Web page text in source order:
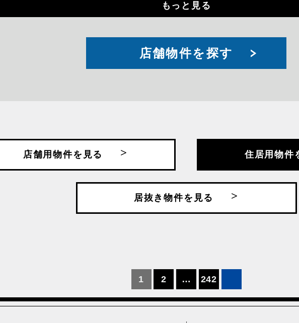
ードから探す
焼き鳥・やきとん
立ち飲み
てください
JR山手線 JR川越線 JR常磐線
JR根岸線
JR総武・中央緩行線 JR総武本線 JR青梅線
東京メトロ丸ノ内線
門線
東京メトロ南北線 東京メトロ日比谷線 東京メトロ有
もっと見る
店舗物件を探す
店舗用物件を見る 住居用物件
居抜き物件を見る
1 2 … 242